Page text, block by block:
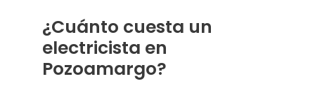
¿Cuánto cuesta un
electricista en
Pozoamargo?